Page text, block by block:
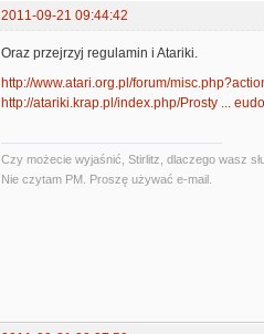
2011-09-21 09:44:42
Oraz przejrzyj regulamin i Atariki.
http://www.atari.org.pl/forum/
http://atariki.krap.pl/index.php/Prosty ...
Czy możecie wyjaśnić, Stirlitz, dlaczego wasz
Nie czytam PM. Proszę używać e-mail.